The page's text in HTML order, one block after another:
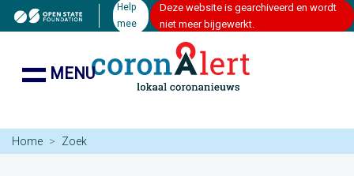
Help
mee
Deze website is gearchiveerd en wordt
niet meer bijgewerkt.
MENU
Home Zoek